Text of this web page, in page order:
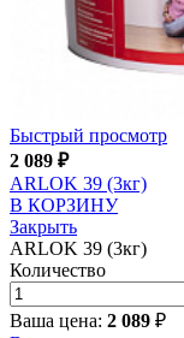
Быстрый просмотр
2 089 ₽
ARLOK 39 (3кг)
В КОРЗИНУ
Закрыть
ARLOK 39 (3кг)
Количество
Ваша цена: 2 089 ₽